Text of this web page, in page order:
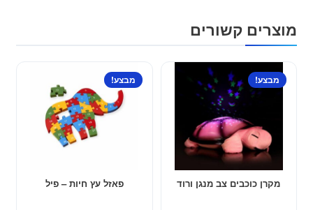
מוצרים קשורים
מקרן כוכבים צב מנגן ורוד
מבצע!
פאזל עץ חיות – פיל
מבצע!